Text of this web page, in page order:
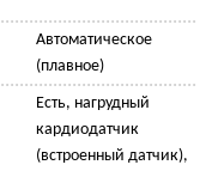
Автоматическое
(плавное)
Есть, нагрудный
кардиодатчик
(встроенный датчик),